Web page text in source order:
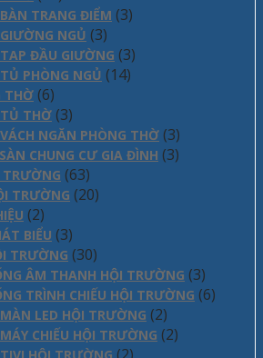
BÀN TRANG ĐIỂM (3)
GIƯỜNG NGỦ (3)
TAP ĐẦU GIƯỜNG (3)
TỦ PHÒNG NGỦ (14)
THỜ (6)
TỦ THỜ (3)
VÁCH NGĂN PHÒNG THỜ (3)
CHUNG CƯ GIA ĐÌNH (3)
(63)
TRƯỜNG (20)
(2)
BIỂU (3)
TRƯỜNG (30)
ÂM THANH HỘI TRƯỜNG (3)
TRÌNH CHIẾU HỘI TRƯỜNG (6)
MÀN LED HỘI TRƯỜNG (2)
MÁY CHIẾU HỘI TRƯỜNG (2)